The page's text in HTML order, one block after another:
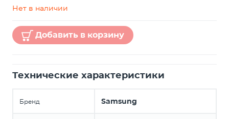
Нет в наличии
Добавить в корзину
Технические характеристики
Бренд Samsung